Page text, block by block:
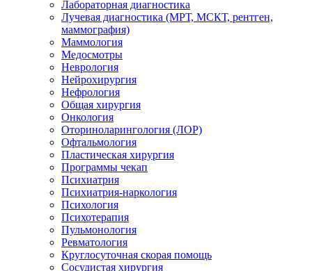
Лабораторная диагностика
Лучевая диагностика (МРТ, МСКТ, рентген,
маммография)
Маммология
Медосмотры
Неврология
Нейрохирургия
Нефрология
Общая хирургия
Онкология
Оториноларингология (ЛОР)
Офтальмология
Пластическая хирургия
Программы чекап
Психиатрия
Психиатрия-наркология
Психология
Психотерапия
Пульмонология
Ревматология
Круглосуточная скорая помощь
Сосудистая хирургия